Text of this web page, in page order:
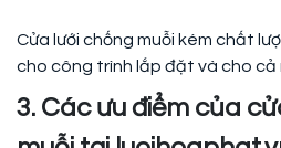
Cửa lưới chống muỗi kém chất
cho công trình lắp đặt và cho cả
3. Các ưu điểm của